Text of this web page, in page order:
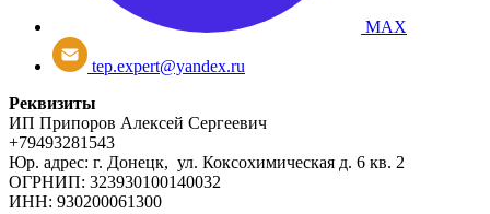
MAX
tep.expert@yandex.ru
Реквизиты
ИП Припоров Алексей Сергеевич
+79493281543
Юр. адрес: г. Донецк, ул. Коксохимическая д. 6 кв. 2
ОГРНИП: 323930100140032
ИНН: 930200061300